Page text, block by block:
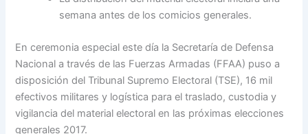
semana antes de los comicios generales.
En ceremonia especial este día la Secretaría de Defensa
Nacional a través de las Fuerzas Armadas (FFAA) puso a
disposición del Tribunal Supremo Electoral (TSE), 16 mil
efectivos militares y logística para el traslado, custodia y
vigilancia del material electoral en las próximas elecciones
generales 2017.